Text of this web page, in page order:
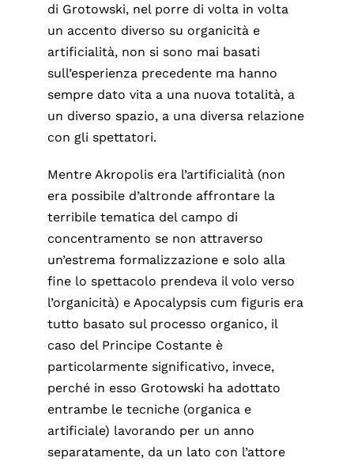
di Grotowski, nel porre di volta in volta
un accento diverso su organicità e
artificialità, non si sono mai basati
sull’esperienza precedente ma hanno
sempre dato vita a una nuova totalità, a
un diverso spazio, a una diversa relazione
con gli spettatori.
Mentre Akropolis era l’artificialità (non
era possibile d’altronde affrontare la
terribile tematica del campo di
concentramento se non attraverso
un’estrema formalizzazione e solo alla
fine lo spettacolo prendeva il volo verso
l’organicità) e Apocalypsis cum figuris era
tutto basato sul processo organico, il
caso del Principe Costante è
particolarmente significativo, invece,
perché in esso Grotowski ha adottato
entrambe le tecniche (organica e
artificiale) lavorando per un anno
separatamente, da un lato con l’attore